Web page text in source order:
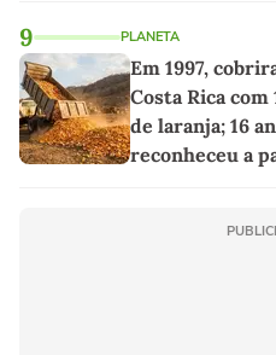
9 PLANETA
Em 1997,
Costa Rica com
de laranja; 16
reconheceu a